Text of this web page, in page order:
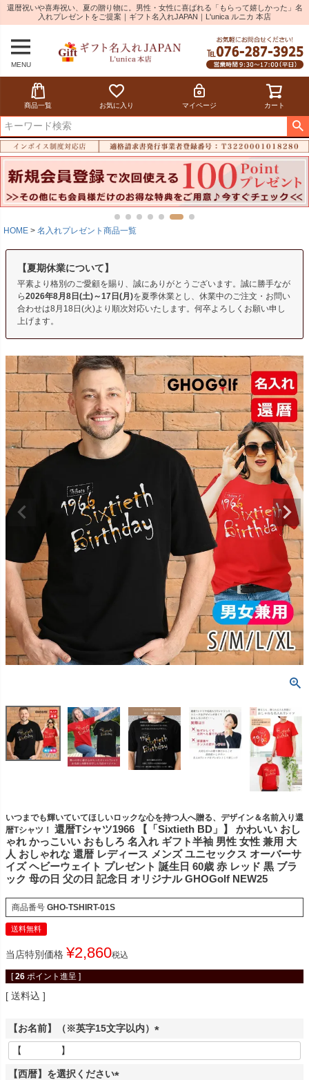
還暦祝いや喜寿祝い、夏の贈り物に。男性・女性に喜ばれる「もらって嬉しかった」名
入れプレゼントをご提案｜ギフト名入れJAPAN｜L'unica ルニカ 本店
MENU
商品一覧 お気に入り マイページ カート
HOME 名入れプレゼント商品一覧
【夏期休業について】
平素より格別のご愛顧を賜り、誠にありがとうございます。誠に勝手なが
ら2026年8月8日(土)～17日(月)を夏季休業とし、休業中のご注文・お問い
合わせは8月18日(火)より順次対応いたします。何卒よろしくお願い申し
上げます。
いつまでも輝いていてほしいロックな心を持つ人へ贈る、デザイン＆名前入り還
暦Tシャツ！
還暦Tシャツ1966 【「Sixtieth BD」】 かわいい おし
ゃれ かっこいい おもしろ 名入れ ギフト半袖 男性 女性 兼用 大
人 おしゃれな 還暦 レディース メンズ ユニセックス オーバーサ
イズ ヘビーウェイト プレゼント 誕生日 60歳 赤 レッド 黒 ブラ
ック 母の日 父の日 記念日 オリジナル GHOGolf NEW25
商品番号 GHO-TSHIRT-01S
送料無料
当店特別価格 ¥2,860税込
[ 26 ポイント進呈 ]
送料込
【お名前】（※英字15文字以内）
必
【西暦】を選択ください